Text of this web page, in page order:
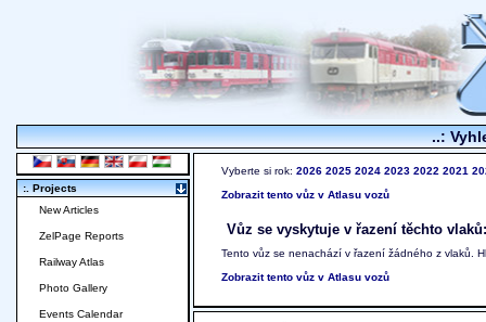
..:
Vyberte si rok: 2026 2025 2024 2023 2022 2021
Zobrazit tento vůz v Atlasu vozů
Vůz se vyskytuje v řazení těchto vlaků:
Tento vůz se nenachází v řazení žádného z vlaků.
Zobrazit tento vůz v Atlasu vozů
:. Projects
New Articles
ZelPage Reports
Railway Atlas
Photo Gallery
Events Calendar